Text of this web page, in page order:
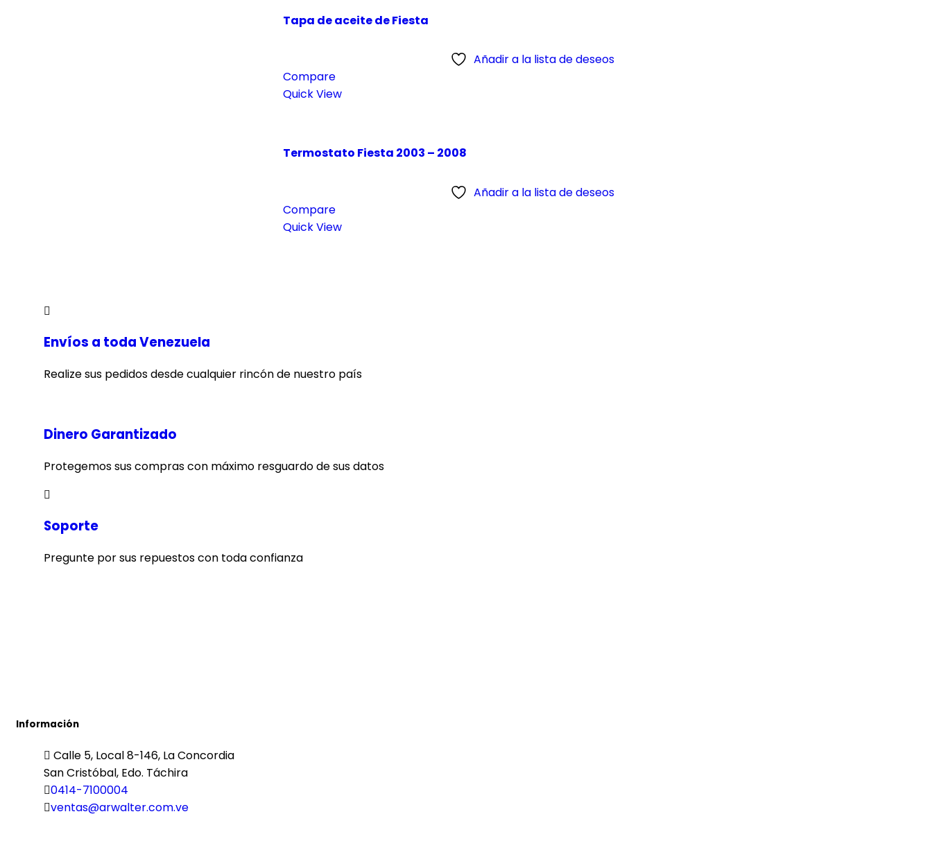
Tapa de aceite de Fiesta
Añadir a la lista de deseos
Compare
Quick View
Termostato Fiesta 2003 – 2008
Añadir a la lista de deseos
Compare
Quick View
Envíos a toda Venezuela
Realize sus pedidos desde cualquier rincón de nuestro país
Dinero Garantizado
Protegemos sus compras con máximo resguardo de sus datos
Soporte
Pregunte por sus repuestos con toda confianza
Información
Calle 5, Local 8-146, La Concordia
San Cristóbal, Edo. Táchira
0414-7100004
ventas@arwalter.com.ve